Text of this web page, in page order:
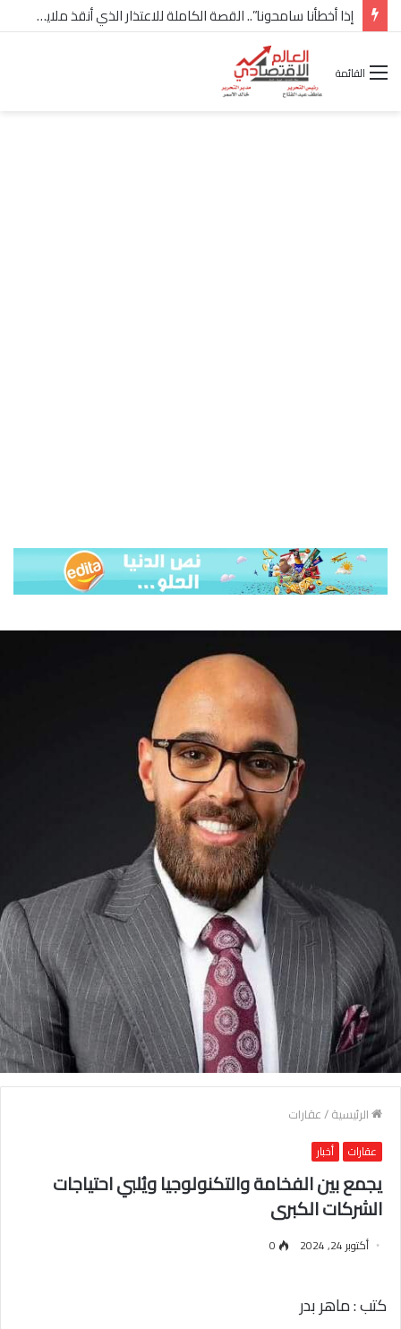
شركة “Scope Developments” تعلن تولي أحمد كمال عيسى منصب الرئيس التنفيذي للقطاع التجاري
القائمة
الرئيسية/عقارات
عقارات أخبار
يجمع بين الفخامة والتكنولوجيا ويُلبي احتياجات
الشركات الكبرى
أكتوبر 24, 2024 0
كتب : ماهر بدر